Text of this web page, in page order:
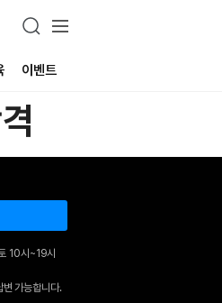
이벤트
10시~19시
변 가능합니다.